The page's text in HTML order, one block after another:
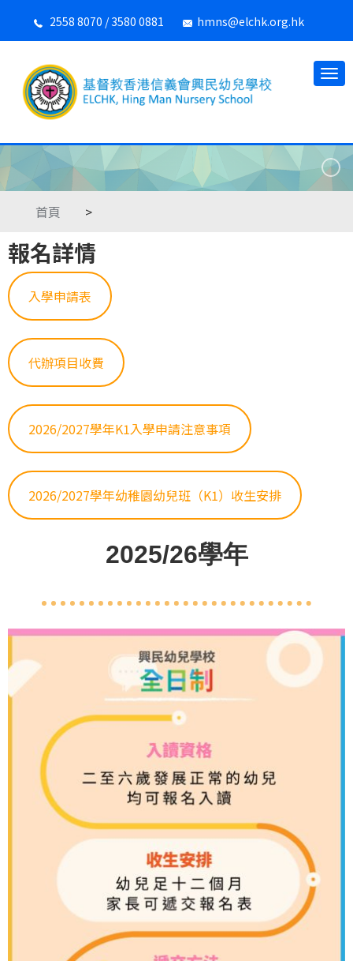
2558 8070 / 3580 0881 hmns@elchk.org.hk
首頁 >
報名詳情
入學申請表
代辦項目收費
2026/2027學年K1入學申請注意事項
2026/2027學年幼稚園幼兒班（K1）收生安排
2025/26學年